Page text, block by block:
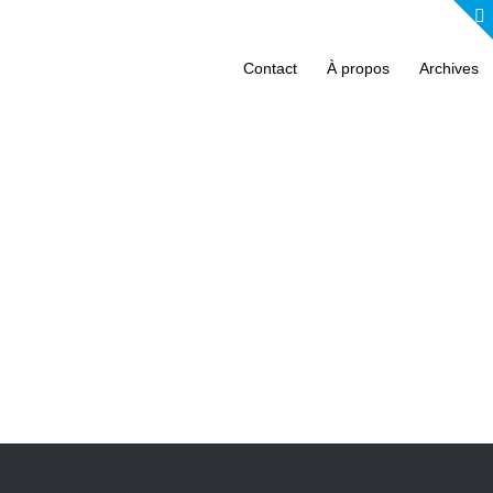
Contact À propos Archives